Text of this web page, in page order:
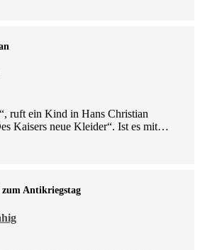
ruft ein Kind in Hans Christian
Kaisers neue Kleider“. Ist es mit…
Antikriegstag